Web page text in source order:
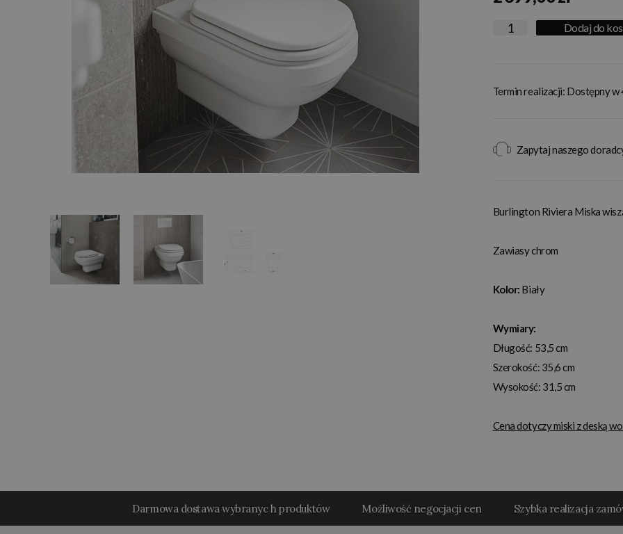
Dodaj do
Termin realizacji: Dostępny w
Zapytaj naszego
Burlington Riviera Miska
Zawiasy chrom
Kolor: Biały
Wymiary:
Długość: 53,5 cm
Szerokość: 35,6 cm
Wysokość: 31,5 cm
Cena dotyczy miski z deską
Darmowa dostawa wybranyc h produktów Możliwość negocjacji cen Szybka realizacja